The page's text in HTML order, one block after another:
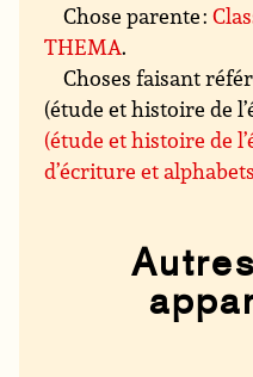
Chose parente :
THEMA.
Choses faisant
(étude et histoire de
(étude et histoire de
d’écriture et